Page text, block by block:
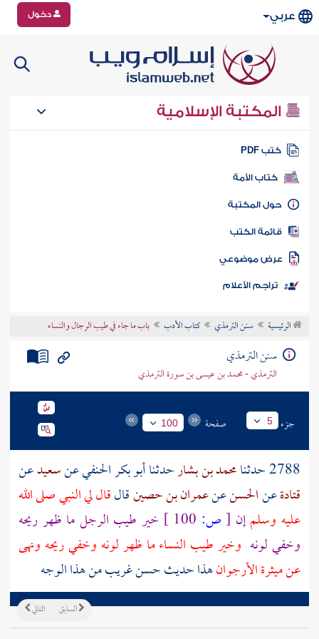
عربي دخول
المكتبة الإسلامية
كتب PDF
كتاب الأمة
المكتبة
الكتب
موضوعي
تراجم الأعلام
الرئيسية سنن الترمذي كتاب الأدب باب ما جاء في طيب الرجال والنساء
سنن الترمذي
الترمذي - محمد بن عيسى بن سورة الترمذي
جزء 5 صفحة 100
2788 حدثنا محمد بن بشارحدثناأبو بكر الحنفيعنسعيدعن
قتادةعنالحسنعنعمران بن حصينقالقال لي النبي صلى الله
عليه وسلمإن [ص:
خير طيب الرجل ما ظهر ريحه
وخفي لونه وخير طيب النساء ما ظهر لونه وخفي ريحه ونهى
عن ميثرة الأرجوانهذا حديث حسن غريب من هذا الوجه
التالي السابق